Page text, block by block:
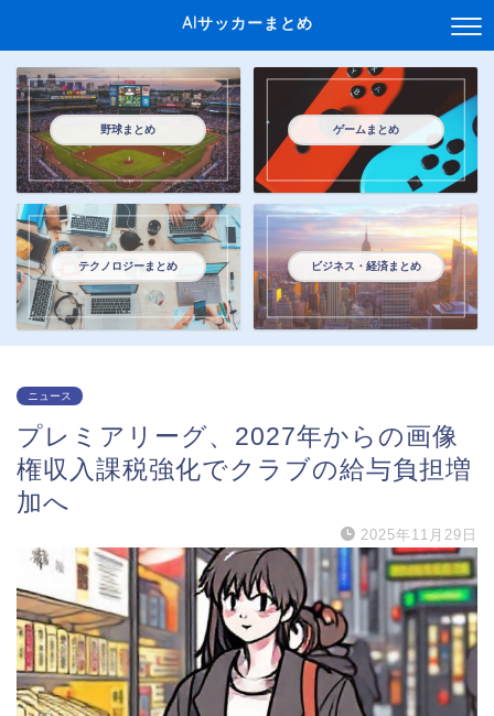
AIサッカーまとめ
野球まとめ ゲームまとめ
テクノロジーまとめ ビジネス・経済まとめ
ニュース
プレミアリーグ、2027年からの画像
権収入課税強化でクラブの給与負担増
加へ
2025年11月29日